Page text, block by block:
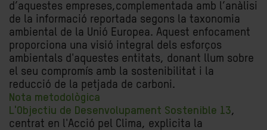
d’aquestes empreses,complementada amb l’anàlisi
de la informació reportada segons la taxonomia
ambiental de la Unió Europea. Aquest enfocament
proporciona una visió integral dels esforços
ambientals d'aquestes entitats, donant llum sobre
el seu compromís amb la sostenibilitat i la
reducció de la petjada de carboni.
Nota metodològica
L'Objectiu de Desenvolupament Sostenible 13,
centrat en l'Acció pel Clima, explicita la